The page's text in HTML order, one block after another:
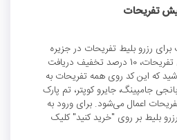
برای رزرو بلیط تفریحات در جزیره
کیش از طریق سامانه کیش تفریحات، 10 درصد تخفیف دریافت
که این کد روی همه تفریحات به
جامپینگ، جایرو کوپتر، تم پارک
اعمال می‌شود. برای ورود به
بلیط بر روی "خرید کنید" کلیک